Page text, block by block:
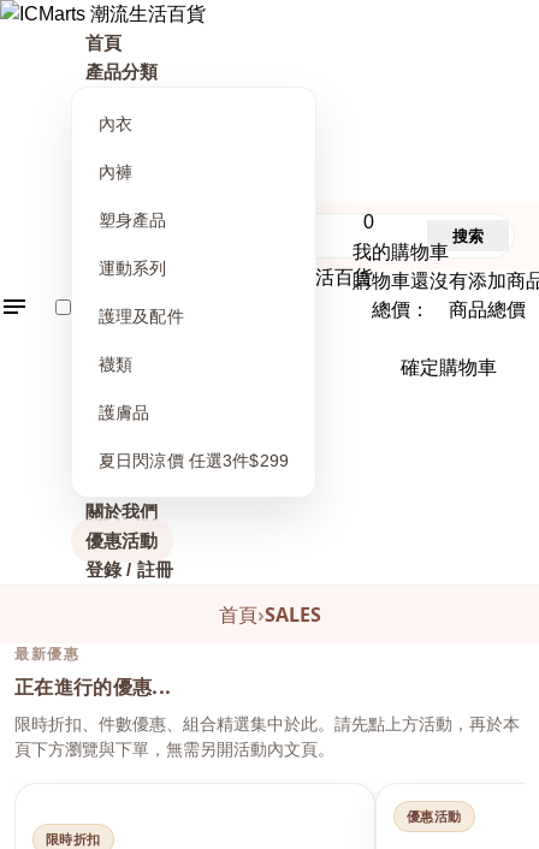
首頁
產品分類
內衣
內褲
塑身產品
運動系列
護理及配件
襪類
護膚品
夏日閃涼價 任選3件$299
關於我們
優惠活動
登錄 / 註冊
0
我的購物車
購物車還沒有添加商
總價： 商品總價
確定購物車
搜索
首頁›SALES
最新優惠
正在進行的優惠...
限時折扣、件數優惠、組合精選集中於此。請先點上方活動，再於本
頁下方瀏覽與下單，無需另開活動內文頁。
限時折扣
優惠活動